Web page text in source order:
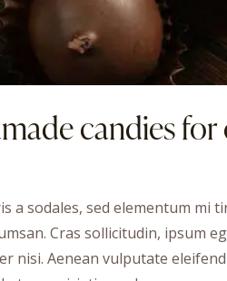
candies
a sodales, sed elementum mi
Cras sollicitudin, ipsum
nisi. Aenean vulputate